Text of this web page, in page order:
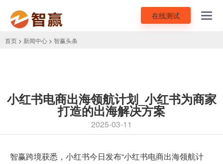
在线测试
首页 > 新闻中心 > 智赢头条
小红书电商出海领航计划_小红书为商家
打造的出海解决方案
2025-03-11
智赢跨境获悉，小红书今日发布“小红书电商出海领航计